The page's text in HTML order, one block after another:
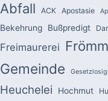
Abfall ACK Apostasie
Bekehrung Bußpredigt
Freimaurerei
Gemeinde
Heuchelei Hochmut